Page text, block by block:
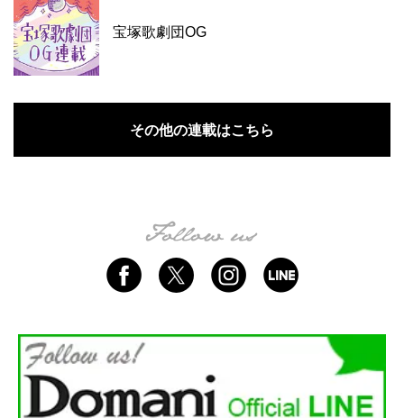
宝塚歌劇団OG
その他の連載はこちら